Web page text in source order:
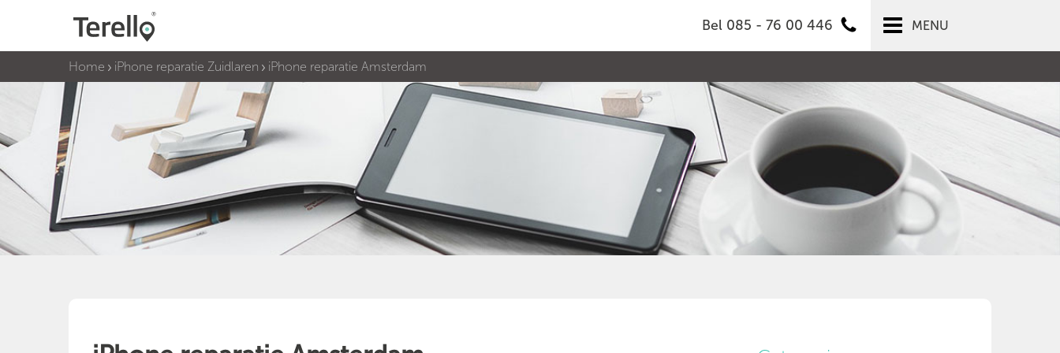
Bel 085 - 76 00 446 MENU
Home iPhone reparatie Zuidlaren iPhone reparatie Amsterdam